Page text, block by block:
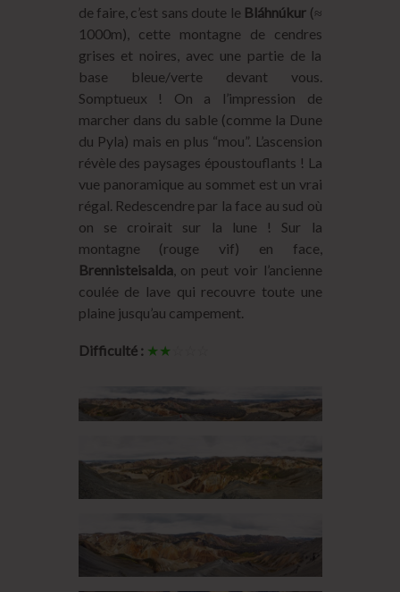
de faire, c’est sans doute le Bláhnúkur (≈
1000m), cette montagne de cendres
grises et noires, avec une partie de la
base bleue/verte devant vous.
Somptueux ! On a l’impression de
marcher dans du sable (comme la Dune
du Pyla) mais en plus “mou”. L’ascension
révèle des paysages époustouflants ! La
vue panoramique au sommet est un vrai
régal. Redescendre par la face au sud où
on se croirait sur la lune ! Sur la
montagne (rouge vif) en face,
Brennisteisalda, on peut voir l’ancienne
coulée de lave qui recouvre toute une
plaine jusqu’au campement.
Difficulté : ★★